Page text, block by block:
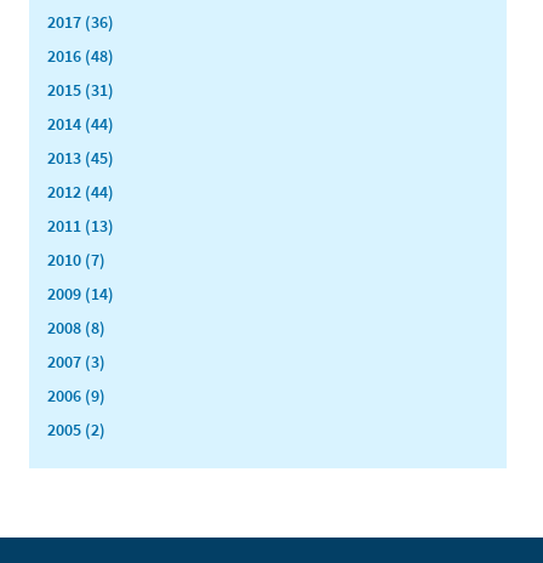
2017 (36)
2016 (48)
2015 (31)
2014 (44)
2013 (45)
2012 (44)
2011 (13)
2010 (7)
2009 (14)
2008 (8)
2007 (3)
2006 (9)
2005 (2)